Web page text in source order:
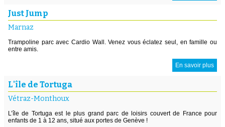
Just Jump
Marnaz
Trampoline parc avec Cardio Wall. Venez vous éclatez seul, en famille ou
entre amis.
En savoir plus
L'île de Tortuga
Vétraz-Monthoux
L’île de Tortuga est le plus grand parc de loisirs couvert de France pour
enfants de 1 à 12 ans, situé aux portes de Genève !